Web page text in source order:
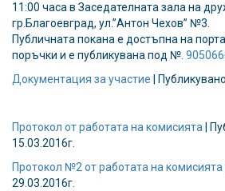
11:00 часа в Заседателната зала на
гр.Благоевград, ул.”Антон Чехов” №3.
Публичната покана е достъпна на
поръчки и е публикувана под №.
Документация за участие |
Протокол от работата на комисията |
15.03.2016г.
Протокол №2 от работата на комисията
29.03.2016г.